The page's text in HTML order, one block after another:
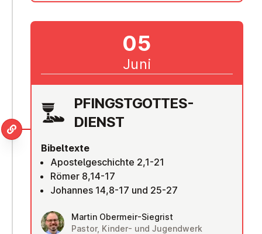
PFINGST­GOT­TES­
DIENST
Bibeltexte
Apostelgeschichte 2,1-21
Römer 8,14-17
Johannes 14,8-17 und 25-27
Martin Obermeir-Siegrist
Pastor, Kinder- und Jugendwerk
05
Juni